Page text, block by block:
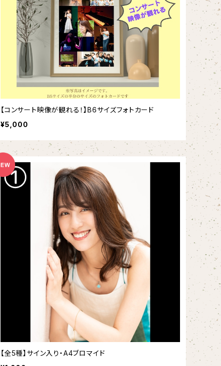
【コンサート映像が観れる！】B6サイズフォトカード
¥5,000
【全5種】サイン入り・A4ブロマイド